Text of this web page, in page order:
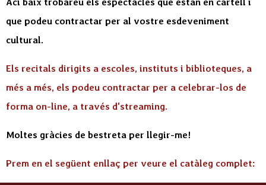
que podeu contractar per al vostre esdeveniment
cultural.
Els recitals dirigits a escoles, instituts i biblioteques, a
més a més, els podeu contractar per a celebrar-los de
forma on-line, a través d'streaming.
Moltes gràcies de bestreta per llegir-me!
Prem en el següent enllaç per veure el catàleg complet: